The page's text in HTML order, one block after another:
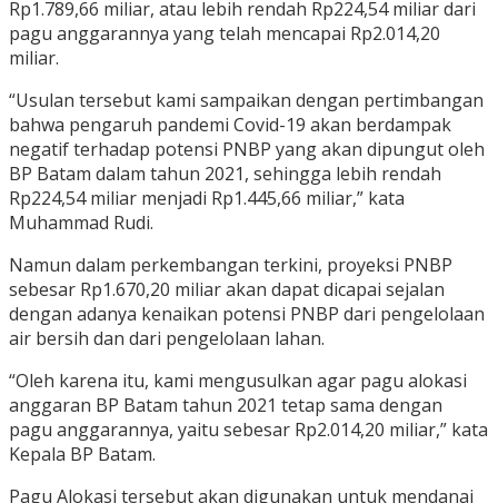
Rp1.789,66 miliar, atau lebih rendah Rp224,54 miliar dari
pagu anggarannya yang telah mencapai Rp2.014,20
miliar.
“Usulan tersebut kami sampaikan dengan pertimbangan
bahwa pengaruh pandemi Covid-19 akan berdampak
negatif terhadap potensi PNBP yang akan dipungut oleh
BP Batam dalam tahun 2021, sehingga lebih rendah
Rp224,54 miliar menjadi Rp1.445,66 miliar,” kata
Muhammad Rudi.
Namun dalam perkembangan terkini, proyeksi PNBP
sebesar Rp1.670,20 miliar akan dapat dicapai sejalan
dengan adanya kenaikan potensi PNBP dari pengelolaan
air bersih dan dari pengelolaan lahan.
“Oleh karena itu, kami mengusulkan agar pagu alokasi
anggaran BP Batam tahun 2021 tetap sama dengan
pagu anggarannya, yaitu sebesar Rp2.014,20 miliar,” kata
Kepala BP Batam.
Pagu Alokasi tersebut akan digunakan untuk mendanai